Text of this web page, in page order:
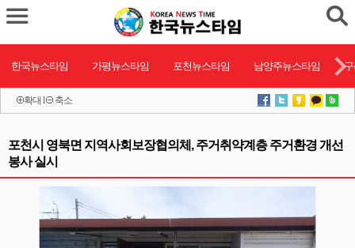
한국뉴스타임 가평뉴스타임 포천뉴스타임 남양주뉴스타임
확대 l 축소
포천시 영북면 지역사회보장협의체, 주거취약계층 주거환경 개선
봉사 실시